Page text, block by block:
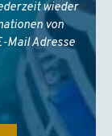
wieder
von
Mail Adresse